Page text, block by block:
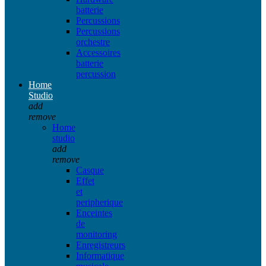
batterie
Percussions
Percussions
orchestre
Accessoires
batterie
percussion
Home
Studio
add
remove
Home
studio
add
remove
Casque
Effet
et
peripherique
Enceintes
de
monitoring
Enregistreurs
Informatique